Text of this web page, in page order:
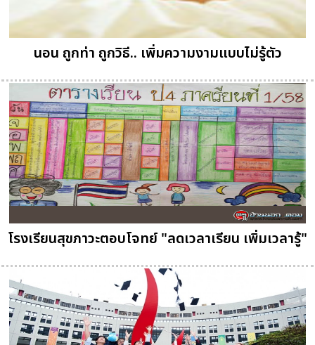
นอน ถูกท่า ถูกวิธี.. เพิ่มความงามแบบไม่รู้ตัว
โรงเรียนสุขภาวะตอบโจทย์ "ลดเวลาเรียน เพิ่มเวลารู้"